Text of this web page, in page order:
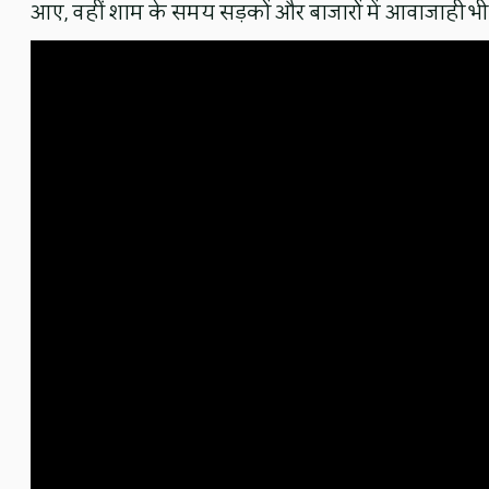
आए, वहीं शाम के समय सड़कों और बाजारों में आवाजाही